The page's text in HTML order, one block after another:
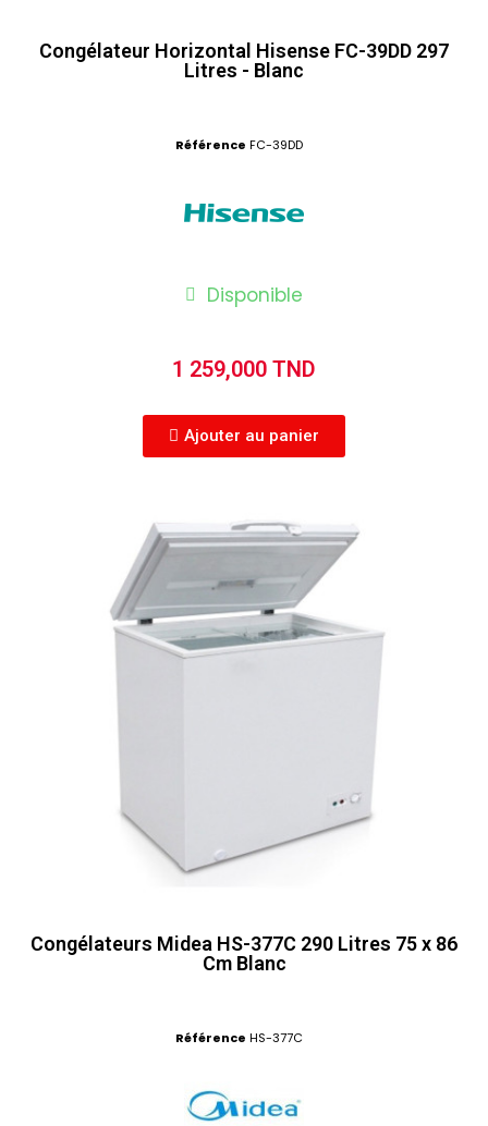
Congélateur Horizontal Hisense FC-39DD 297
Litres - Blanc
Référence FC-39DD
Disponible
1 259,000 TND
Ajouter au panier
Congélateurs Midea HS-377C 290 Litres 75 x 86
Cm Blanc
Référence HS-377C